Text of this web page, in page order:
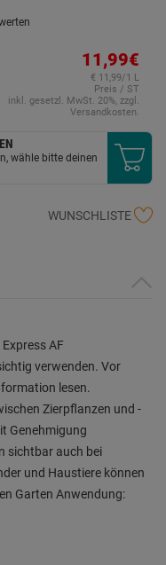
11,99€
€ 11,99/1 L
Preis / ST
inkl. gesetzl. MwSt. 20%, zzgl.
Versandkosten.
wähle bitte deinen
WUNSCHLISTE
AF
verwenden. Vor
lesen.
Zierpflanzen und -
Genehmigung
sichtbar auch bei
und Haustiere können
Garten Anwendung: